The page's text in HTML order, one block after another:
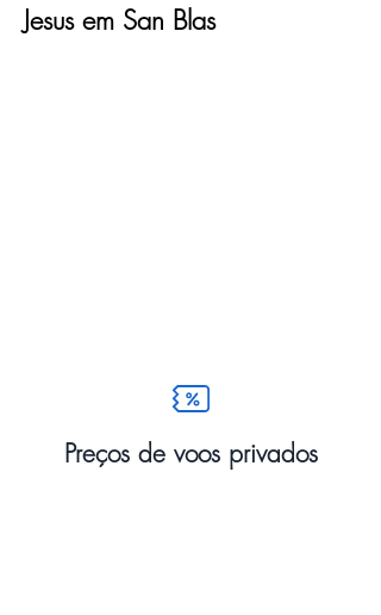
Jesus em San Blas
Preços de voos privados